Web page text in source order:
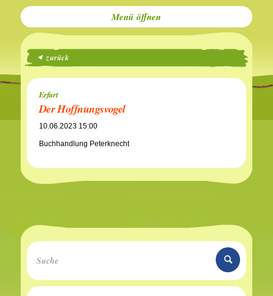
Menü
zurück
Erfurt
Der Hoffnungsvogel
10.06.2023 15:00
Buchhandlung Peterknecht